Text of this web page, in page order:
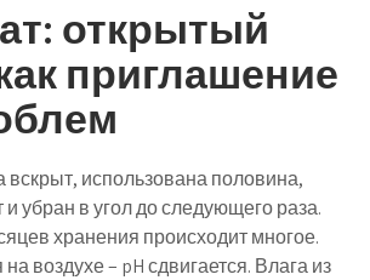
открытый
приглашение
вскрыт, использована половина,
и убран в угол до следующего раза.
хранения происходит многое.
воздухе – pH сдвигается. Влага из